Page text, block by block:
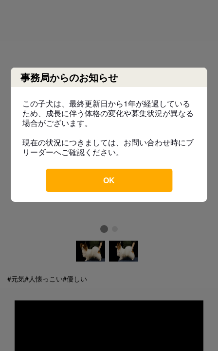
事務局からのお知らせ
この子犬は、最終更新日から1年が経過している
ため、成長に伴う体格の変化や募集状況が異なる
場合がございます。
現在の状況につきましては、お問い合わせ時にブ
リーダーへご確認ください。
OK
#元気#人懐っこい#優しい